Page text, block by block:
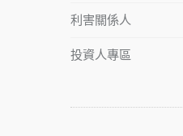
利害關係人
投資人專區